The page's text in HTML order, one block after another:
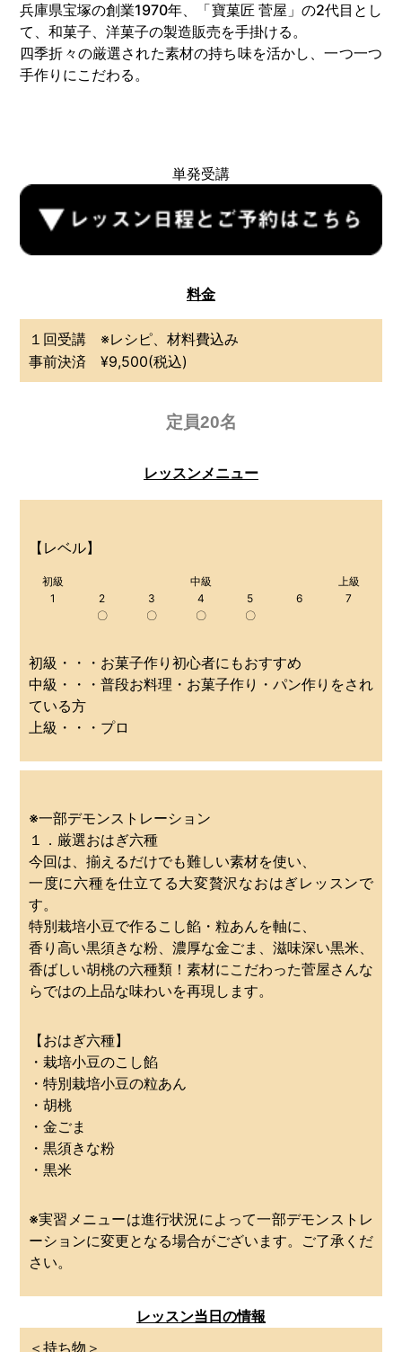
兵庫県宝塚の創業1970年、「寶菓匠 菅屋」の2代目とし
て、和菓子、洋菓子の製造販売を手掛ける。
四季折々の厳選された素材の持ち味を活かし、一つ一つ
手作りにこだわる。
単発受講
料金
１回受講 ※レシピ、材料費込み
事前決済 ¥9,500(税込)
定員20名
レッスンメニュー
【レベル】
初級 中級
上級
1
2 3 4 5 6
7
〇
〇 〇 〇
初級・・・お菓子作り初心者にもおすすめ
中級・・・普段お料理・お菓子作り・パン作りをされ
ている方
上級・・・プロ
※一部デモンストレーション
１．厳選おはぎ六種
今回は、揃えるだけでも難しい素材を使い、
一度に六種を仕立てる大変贅沢なおはぎレッスンで
す。
特別栽培小豆で作るこし餡・粒あんを軸に、
香り高い黒須きな粉、濃厚な金ごま、滋味深い黒米、
香ばしい胡桃の六種類！素材にこだわった菅屋さんな
らではの上品な味わいを再現します。
【おはぎ六種】
・栽培小豆のこし餡
・特別栽培小豆の粒あん
・胡桃
・金ごま
・黒須きな粉
・黒米
※実習メニューは進行状況によって一部デモンストレ
ーションに変更となる場合がございます。ご了承くだ
さい。
レッスン当日の情報
＜持ち物＞